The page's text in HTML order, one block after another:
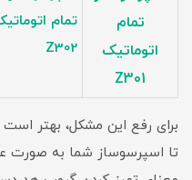
تمام
اتوماتیک
Z301
تمام
Z302